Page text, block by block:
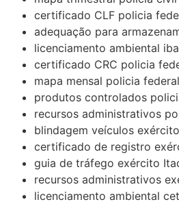
certificado CLF policia
adequação para
licenciamento ambiental
certificado CRC policia
mapa mensal policia
produtos controlados
recursos administrativos
blindagem veículos
certificado de registro
guia de tráfego exército
recursos administrativos
licenciamento ambiental